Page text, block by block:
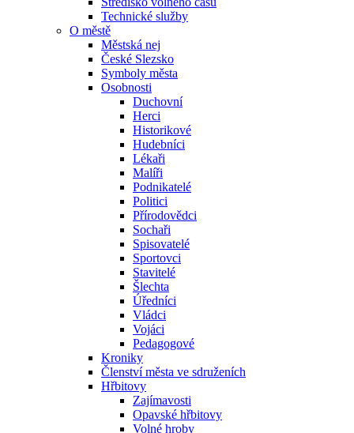
Technické služby
O městě
Městská nej
České Slezsko
Symboly města
Osobnosti
Duchovní
Herci
Historikové
Hudebníci
Lékaři
Malíři
Podnikatelé
Politici
Přírodovědci
Sochaři
Spisovatelé
Sportovci
Stavitelé
Šlechta
Úředníci
Vládci
Vojáci
Pedagogové
Kroniky
Členství města ve sdruženích
Hřbitovy
Zajímavosti
Opavské hřbitovy
Volné hroby